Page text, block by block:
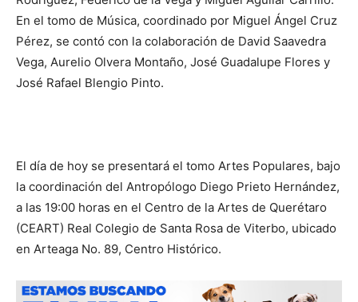
En el tomo de Música, coordinado por Miguel Ángel Cruz
Pérez, se contó con la colaboración de David Saavedra
Vega, Aurelio Olvera Montaño, José Guadalupe Flores y
José Rafael Blengio Pinto.
El día de hoy se presentará el tomo Artes Populares, bajo
la coordinación del Antropólogo Diego Prieto Hernández,
a las 19:00 horas en el Centro de la Artes de Querétaro
(CEART) Real Colegio de Santa Rosa de Viterbo, ubicado
en Arteaga No. 89, Centro Histórico.